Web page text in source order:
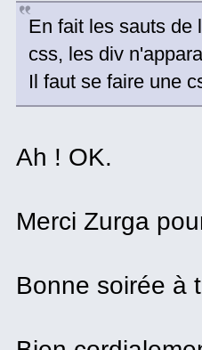
En fait les sauts de
css, les div
Il faut se faire une
Ah ! OK.
Merci Zurga
Bonne soirée à